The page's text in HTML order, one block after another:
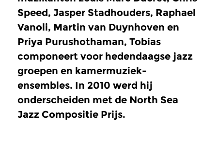
Speed, Jasper Stadhouders, Raphael
Vanoli, Martin van Duynhoven en
Priya Purushothaman, Tobias
componeert voor hedendaagse jazz
groepen en kamermuziek-
ensembles. In 2010 werd hij
onderscheiden met de North Sea
Jazz Compositie Prijs.